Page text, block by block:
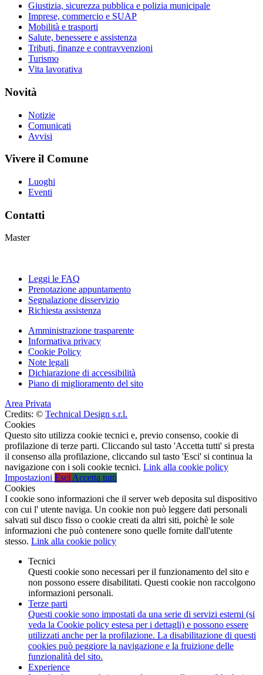
Giustizia, sicurezza pubblica e polizia municipale
Imprese, commercio e SUAP
Mobilità e trasporti
Salute, benessere e assistenza
Tributi, finanze e contravvenzioni
Turismo
Vita lavorativa
Novità
Notizie
Comunicati
Avvisi
Vivere il Comune
Luoghi
Eventi
Contatti
Master
Leggi le FAQ
Prenotazione appuntamento
Segnalazione disservizio
Richiesta assistenza
Amministrazione trasparente
Informativa privacy
Cookie Policy
Note legali
Dichiarazione di accessibilità
Piano di miglioramento del sito
Area Privata
Credits: © Technical Design s.r.l.
Cookies
Questo sito utilizza cookie tecnici e, previo consenso, cookie di
profilazione di terze parti. Cliccando sul tasto 'Accetta tutti' si presta
il consenso alla profilazione, cliccando sul tasto 'Esci' si continua la
navigazione con i soli cookie tecnici. Link alla cookie policy
Impostazioni EsciAccetta tutti
Cookies
I cookie sono informazioni che il server web deposita sul dispositivo
con cui l' utente naviga. Un cookie non può leggere dati personali
salvati sul disco fisso o cookie creati da altri siti, poichè le sole
informazioni che può contenere sono quelle fornite dall'utente
stesso. Link alla cookie policy
Tecnici
Questi cookie sono necessari per il funzionamento del sito e
non possono essere disabilitati. Questi cookie non raccolgono
informazioni personali.
Terze parti
Questi cookie sono impostati da una serie di servizi esterni (si
veda la Cookie policy estesa per i dettagli) e possono essere
utilizzati anche per la profilazione. La disabilitazione di questi
cookies può peggiore la navigazione e la fruizione delle
funzionalità del sito.
Experience